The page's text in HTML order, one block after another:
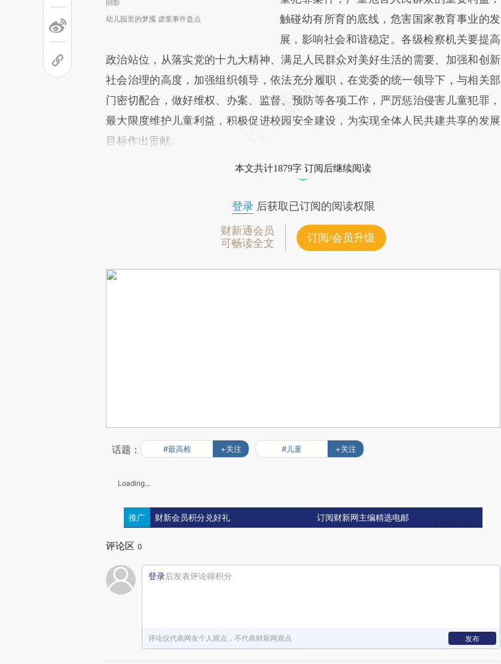
阴影
幼儿园里的梦魇 虐童事件盘点
触碰幼有所育的底线，危害国家教育事业的发
展，影响社会和谐稳定。各级检察机关要提高
政治站位，从落实党的十九大精神、满足人民群众对美好生活的需要、加强和创新
社会治理的高度，加强组织领导，依法充分履职，在党委的统一领导下，与相关部
门密切配合，做好维权、办案、监督、预防等各项工作，严厉惩治侵害儿童犯罪，
最大限度维护儿童利益，积极促进校园安全建设，为实现全体人民共建共享的发展
目标作出贡献。
本文共计1879字 订阅后继续阅读
登录后获取已订阅的阅读权限
财新通会员
可畅读全文
订阅/会员升级
话题： #最高检 +关注 #儿童 +关注
Loading...
推广 财新会员积分兑好礼 订阅财新网主编精选电邮
评论区 0
登录后发表评论得积分
评论仅代表网友个人观点，不代表财新网观点 发布